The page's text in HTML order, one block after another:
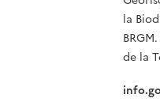
la
de la